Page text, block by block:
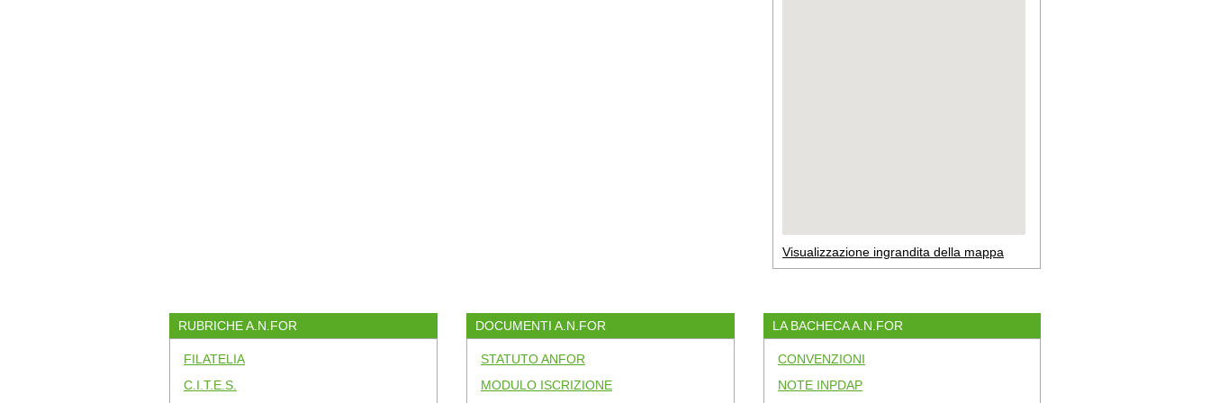
Visualizzazione ingrandita della mappa
RUBRICHE A.N.FOR
FILATELIA
C.I.T.E.S.
DOCUMENTI A.N.FOR
STATUTO ANFOR
MODULO ISCRIZIONE
LA BACHECA A.N.FOR
CONVENZIONI
NOTE INPDAP